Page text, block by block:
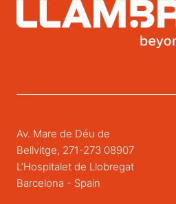
Av. Mare de Déu de
Bellvitge, 271-273 08907
L’Hospitalet de Llobregat
Barcelona - Spain